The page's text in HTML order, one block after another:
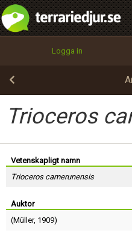
Logga in
Trioceros
Vetenskapligt namn
Trioceros camerunensis
Auktor
(Müller, 1909)
integritetspolicy
Namn:
Epost:
Lösenord:
Begär nytt lösenord